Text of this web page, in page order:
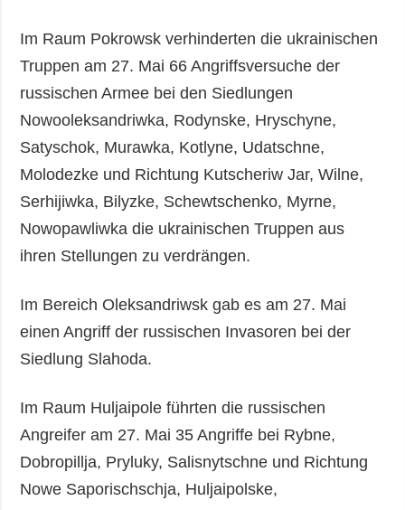
Im Raum Pokrowsk verhinderten die ukrainischen
Truppen am 27. Mai 66 Angriffsversuche der
russischen Armee bei den Siedlungen
Nowooleksandriwka, Rodynske, Hryschyne,
Satyschok, Murawka, Kotlyne, Udatschne,
Molodezke und Richtung Kutscheriw Jar, Wilne,
Serhijiwka, Bilyzke, Schewtschenko, Myrne,
Nowopawliwka die ukrainischen Truppen aus
ihren Stellungen zu verdrängen.
Im Bereich Oleksandriwsk gab es am 27. Mai
einen Angriff der russischen Invasoren bei der
Siedlung Slahoda.
Im Raum Huljaipole führten die russischen
Angreifer am 27. Mai 35 Angriffe bei Rybne,
Dobropillja, Pryluky, Salisnytschne und Richtung
Nowe Saporischschja, Huljaipolske,